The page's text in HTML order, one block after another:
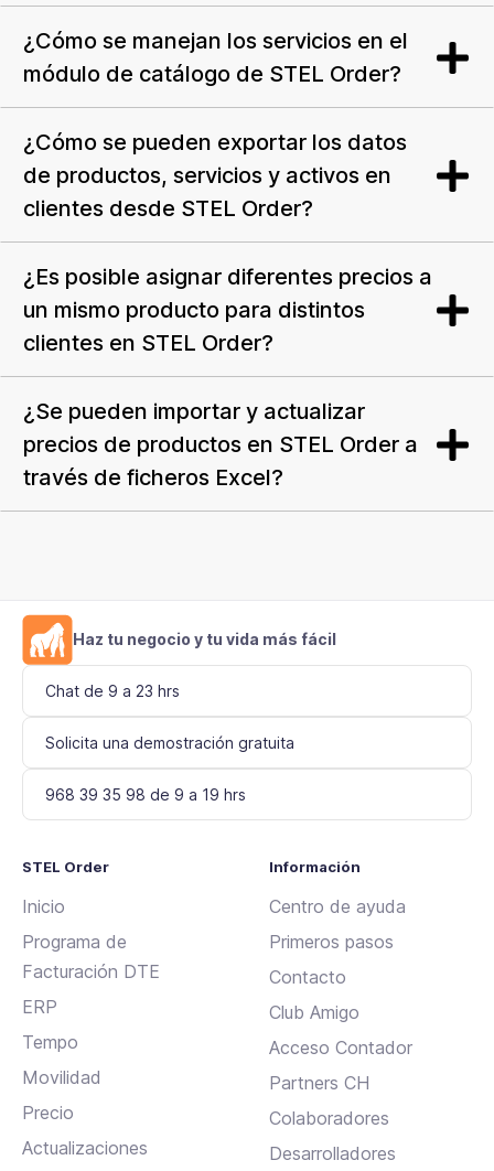
¿Cómo se manejan los servicios en el
módulo de catálogo de STEL Order?
¿Cómo se pueden exportar los datos
de productos, servicios y activos en
clientes desde STEL Order?
¿Es posible asignar diferentes precios a
un mismo producto para distintos
clientes en STEL Order?
¿Se pueden importar y actualizar
precios de productos en STEL Order a
través de ficheros Excel?
Haz tu negocio y tu vida más fácil
Chat de 9 a 23 hrs
Solicita una demostración gratuita
968 39 35 98 de 9 a 19 hrs
STEL Order
Inicio
Programa de
Facturación DTE
ERP
Tempo
Movilidad
Precio
Actualizaciones
Información
Centro de ayuda
Primeros pasos
Contacto
Club Amigo
Acceso Contador
Partners CH
Colaboradores
Desarrolladores